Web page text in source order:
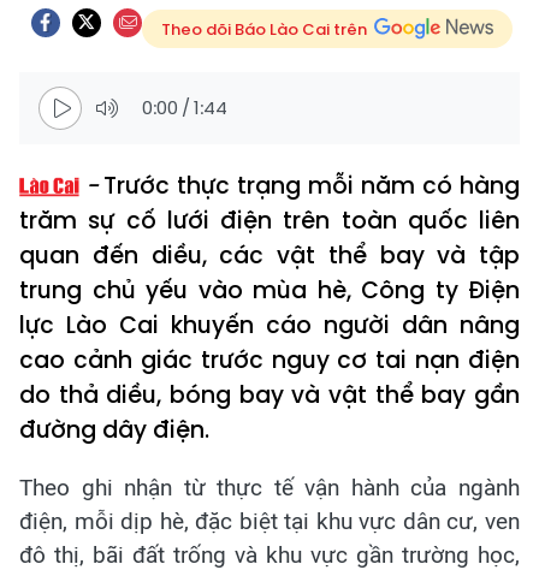
Theo dõi Báo Lào Cai trên
0:00 /1:44
Trước thực trạng mỗi năm có hàng
trăm sự cố lưới điện trên toàn quốc liên
quan đến diều, các vật thể bay và tập
trung chủ yếu vào mùa hè, Công ty Điện
lực Lào Cai khuyến cáo người dân nâng
cao cảnh giác trước nguy cơ tai nạn điện
do thả diều, bóng bay và vật thể bay gần
đường dây điện.
Theo ghi nhận từ thực tế vận hành của ngành
điện, mỗi dịp hè, đặc biệt tại khu vực dân cư, ven
đô thị, bãi đất trống và khu vực gần trường học,